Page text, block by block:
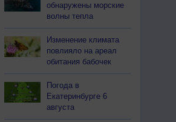
обнаружены морские
волны тепла
Изменение климата
повлияло на ареал
обитания бабочек
Погода в
Екатеринбурге 6
августа